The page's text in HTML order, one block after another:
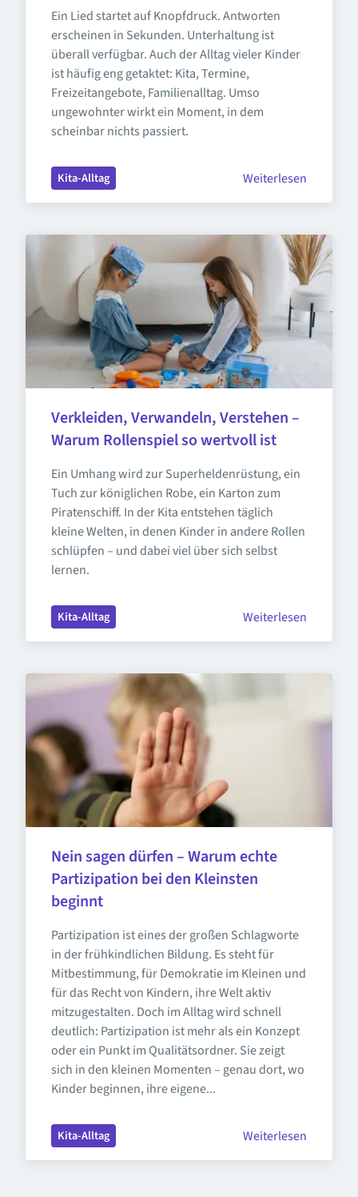
Ein Lied startet auf Knopfdruck. Antworten
erscheinen in Sekunden. Unterhaltung ist
überall verfügbar. Auch der Alltag vieler Kinder
ist häufig eng getaktet: Kita, Termine,
Freizeitangebote, Familienalltag. Umso
ungewohnter wirkt ein Moment, in dem
scheinbar nichts passiert.
Kita-Alltag Weiterlesen
Verkleiden, Verwandeln, Verstehen –
Warum Rollenspiel so wertvoll ist
Ein Umhang wird zur Superheldenrüstung, ein
Tuch zur königlichen Robe, ein Karton zum
Piratenschiff. In der Kita entstehen täglich
kleine Welten, in denen Kinder in andere Rollen
schlüpfen – und dabei viel über sich selbst
lernen.
Kita-Alltag Weiterlesen
Nein sagen dürfen – Warum echte
Partizipation bei den Kleinsten
beginnt
Partizipation ist eines der großen Schlagworte
in der frühkindlichen Bildung. Es steht für
Mitbestimmung, für Demokratie im Kleinen und
für das Recht von Kindern, ihre Welt aktiv
mitzugestalten. Doch im Alltag wird schnell
deutlich: Partizipation ist mehr als ein Konzept
oder ein Punkt im Qualitätsordner. Sie zeigt
sich in den kleinen Momenten – genau dort, wo
Kinder beginnen, ihre eigene...
Kita-Alltag Weiterlesen